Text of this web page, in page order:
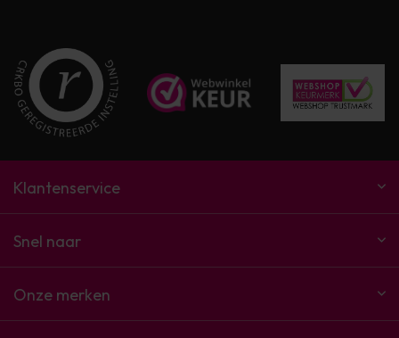
Klantenservice
Snel naar
Onze merken